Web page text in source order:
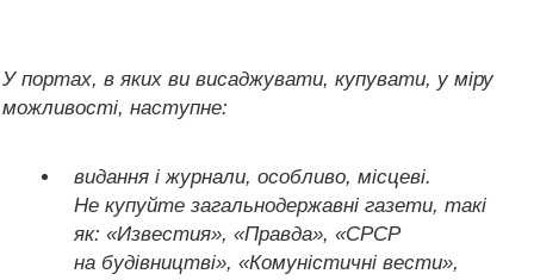
У портах, в яких ви висаджувати, купувати, у міру
можливості, наступне:
видання і журнали, особливо, місцеві.
Не купуйте загальнодержавні газети, такі
як: «Известия», «Правда», «СРСР
на будівництві», «Комуністичні вести»,